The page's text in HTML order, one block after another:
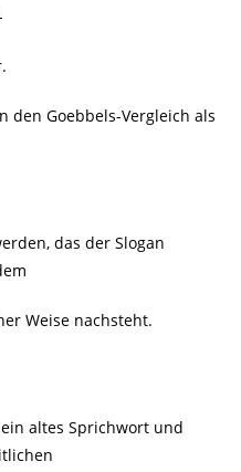
den Goebbels-Vergleich als
das der Slogan
Weise nachsteht.
altes Sprichwort und